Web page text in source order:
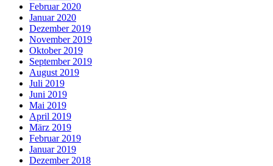
Februar 2020
Januar 2020
Dezember 2019
November 2019
Oktober 2019
September 2019
August 2019
Juli 2019
Juni 2019
Mai 2019
April 2019
März 2019
Februar 2019
Januar 2019
Dezember 2018